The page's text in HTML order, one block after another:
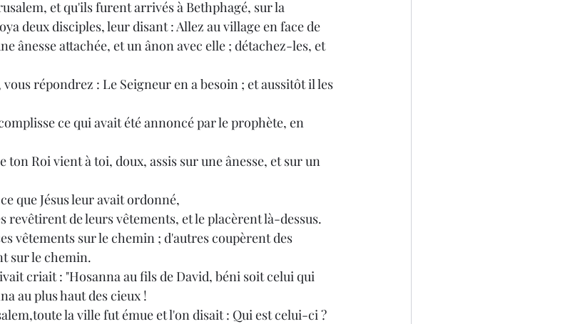
deux disciples, leur disant : Allez au village en face de
ânesse attachée, et un ânon avec elle ; détachez-les, et
ce que Jésus leur avait ordonné,
les revêtirent de leurs vêtements, et le placèrent là-dessus.
sur le chemin.
au plus haut des cieux !
la ville fut émue et l'on disait : Qui est celui-ci ?